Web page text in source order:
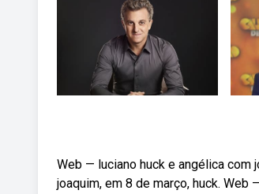
Web — luciano huck e angélica com
joaquim, em 8 de março, huck.